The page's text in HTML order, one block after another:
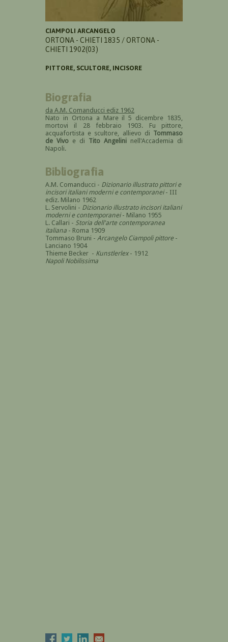
CIAMPOLI ARCANGELO
ORTONA - CHIETI 1835 / ORTONA -
CHIETI 1902(03)
PITTORE, SCULTORE, INCISORE
Biografia
da A.M. Comanducci ediz 1962
Nato in Ortona a Mare il 5 dicembre 1835,
mortovi il 28 febbraio 1903. Fu pittore,
acquafortista e scultore, allievo di Tommaso
de Vivo e di Tito Angelini nell'Accademia di
Napoli.
Bibliografia
A.M. Comanducci - Dizionario illustrato pittori e
incisori italiani moderni e contemporanei- III
ediz. Milano 1962
L. Servolini - Dizionario illustrato incisori italiani
moderni e contemporanei- Milano 1955
L. Callari - Storia dell'arte contemporanea
italiana - Roma 1909
Tommaso Bruni - Arcangelo Ciampoli pittore -
Lanciano 1904
Thieme Becker - Kunstlerlex- 1912
Napoli Nobilissima